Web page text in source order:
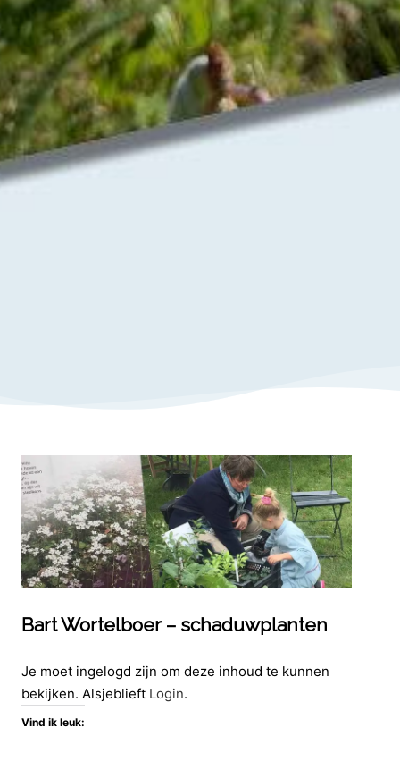
Bart Wortelboer – schaduwplanten
Je moet ingelogd zijn om deze inhoud te kunnen
bekijken. Alsjeblieft Login.
Vind ik leuk: